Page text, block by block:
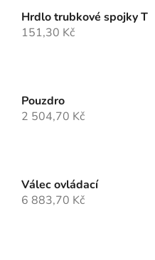
Hrdlo trubkové spojky T
151,30 Kč
Pouzdro
2 504,70 Kč
Válec ovládací
6 883,70 Kč